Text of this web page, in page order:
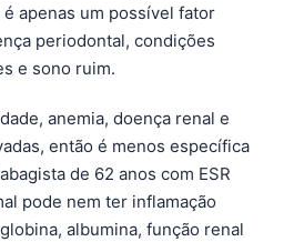
apenas um possível fator
periodontal, condições
e sono ruim.
anemia, doença renal e
então é menos específica
de 62 anos com ESR
pode nem ter inflamação
albumina, função renal